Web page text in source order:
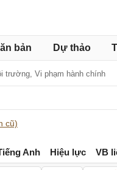
bản Dự thảo
trường, Vi phạm hành chính
cũ)
Anh Hiệu lực VB